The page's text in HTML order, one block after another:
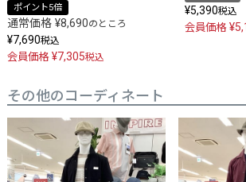
ポイント5倍
通常価格 ¥8,690のところ
¥7,690税込
会員価格 ¥7,305税込
¥5,390税込
会員価格 ¥
その他のコーディネート